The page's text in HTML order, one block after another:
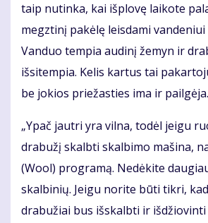
taip nutinka, kai išplovę laikote
megztinį pakėlę leisdami
Vanduo tempia audinį žemyn ir
išsitempia. Kelis kartus tai
be jokios priežasties ima ir pailgėja.
„Ypač jautri yra vilna, todėl jeigu
drabužį skalbti skalbimo mašina,
(Wool) programą. Nedėkite
skalbinių. Jeigu norite būti tikri,
drabužiai bus išskalbti ir išdžiovinti